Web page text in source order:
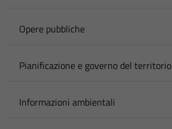
Opere pubbliche
Pianificazione e governo del territorio
Informazioni ambientali